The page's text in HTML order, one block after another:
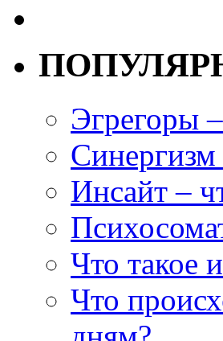
Эгрегоры
Синергизм
Инсайт –
Что такое
Что